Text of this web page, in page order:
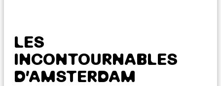
LES
INCONTOURNABLES
D’AMSTERDAM